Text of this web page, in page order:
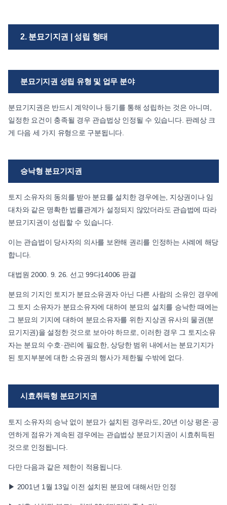
2. 분묘기지권 | 성립 형태
분묘기지권 성립 유형 및 업무 분야
분묘기지권은 반드시 계약이나 등기를 통해 성립하는 것은 아니며,
일정한 요건이 충족될 경우 관습법상 인정될 수 있습니다. 판례상 크
게 다음 세 가지 유형으로 구분됩니다.
승낙형 분묘기지권
토지 소유자의 동의를 받아 분묘를 설치한 경우에는, 지상권이나 임
대차와 같은 명확한 법률관계가 설정되지 않았더라도 관습법에 따라
분묘기지권이 성립할 수 있습니다.
이는 관습법이 당사자의 의사를 보완해 권리를 인정하는 사례에 해당
합니다.
대법원 2000. 9. 26. 선고 99다14006 판결
분묘의 기지인 토지가 분묘소유권자 아닌 다른 사람의 소유인 경우에
그 토지 소유자가 분묘소유자에 대하여 분묘의 설치를 승낙한 때에는
그 분묘의 기지에 대하여 분묘소유자를 위한 지상권 유사의 물권(분
묘기지권)을 설정한 것으로 보아야 하므로, 이러한 경우 그 토지소유
자는 분묘의 수호·관리에 필요한, 상당한 범위 내에서는 분묘기지가
된 토지부분에 대한 소유권의 행사가 제한될 수밖에 없다.
시효취득형 분묘기지권
토지 소유자의 승낙 없이 분묘가 설치된 경우라도, 20년 이상 평온·공
연하게 점유가 계속된 경우에는 관습법상 분묘기지권이 시효취득된
것으로 인정됩니다.
다만 다음과 같은 제한이 적용됩니다.
▶ 2001년 1월 13일 이전 설치된 분묘에 대해서만 인정